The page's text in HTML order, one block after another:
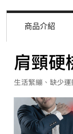
商品介紹